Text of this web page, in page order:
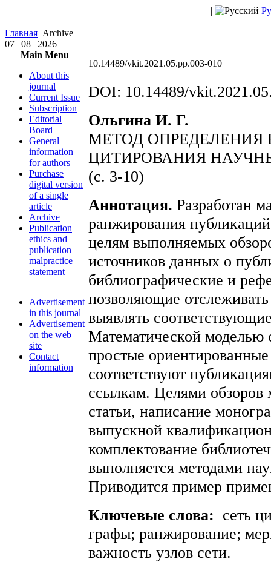
|
Главная Archive
07 | 08 | 2026
Main Menu
About this
journal
Current Issue
Subscription
Editorial
Board
General
information
for authors
Purchase
digital version
of a single
article
Archive
Publication
ethics and
publication
malpractice
statement
Advertisement
in this journal
Advertisement
on the web
site
Contact
information
10.14489/vkit.2021.05.pp.003-010
DOI: 10.14489/
Ольгина И. Г.
МЕТОД
ЦИТИРОВАНИЯ
(c. 3-10)
Аннотация. Разработан
ранжирования
целям выполняемых
источников данных о
библиографические и
позволяющие
выявлять
Математической моделью
простые
соответствуют
ссылкам. Целями обзоров
статьи, написание
выпускной
комплектование
выполняется методами
Приводится пример
Ключевые слова: сеть
графы; ранжирование;
важность узлов сети.